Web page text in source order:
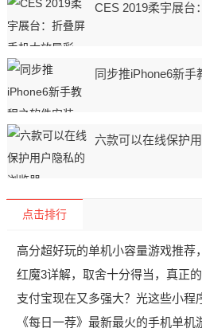
CES 2019柔宇展台
同步推iPhone6新手
六款可以在线保护
点击排行
高分超好玩的单机小容量游戏推荐
红魔3详解，取舍十分得当，真正
支付宝现在又多强大？光这些小程
《每日一荐》最新最火的手机单机